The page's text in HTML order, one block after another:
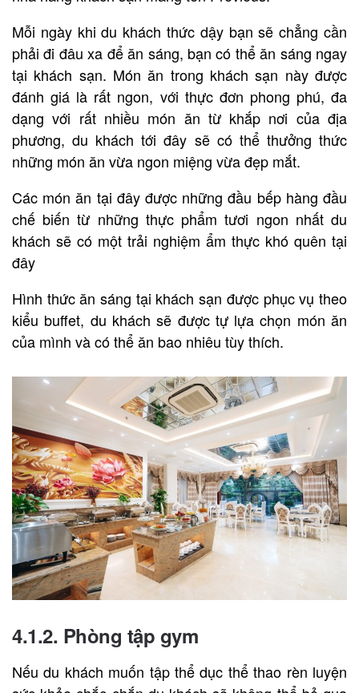
Mỗi ngày khi du khách thức dậy bạn sẽ chẳng cần
phải đi đâu xa để ăn sáng, bạn có thể ăn sáng ngay
tại khách sạn. Món ăn trong khách sạn này được
đánh giá là rất ngon, với thực đơn phong phú, đa
dạng với rất nhiều món ăn từ khắp nơi của địa
phương, du khách tới đây sẽ có thể thưởng thức
những món ăn vừa ngon miệng vừa đẹp mắt.
Các món ăn tại đây được những đầu bếp hàng đầu
chế biến từ những thực phẩm tươi ngon nhất du
khách sẽ có một trải nghiệm ẩm thực khó quên tại
đây
Hình thức ăn sáng tại khách sạn được phục vụ theo
kiểu buffet, du khách sẽ được tự lựa chọn món ăn
của mình và có thể ăn bao nhiêu tùy thích.
4.1.2. Phòng tập gym
Nếu du khách muốn tập thể dục thể thao rèn luyện